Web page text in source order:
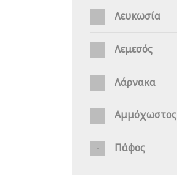
Λευκωσία
Λεμεσός
Λάρνακα
Αμμόχωστος
Πάφος